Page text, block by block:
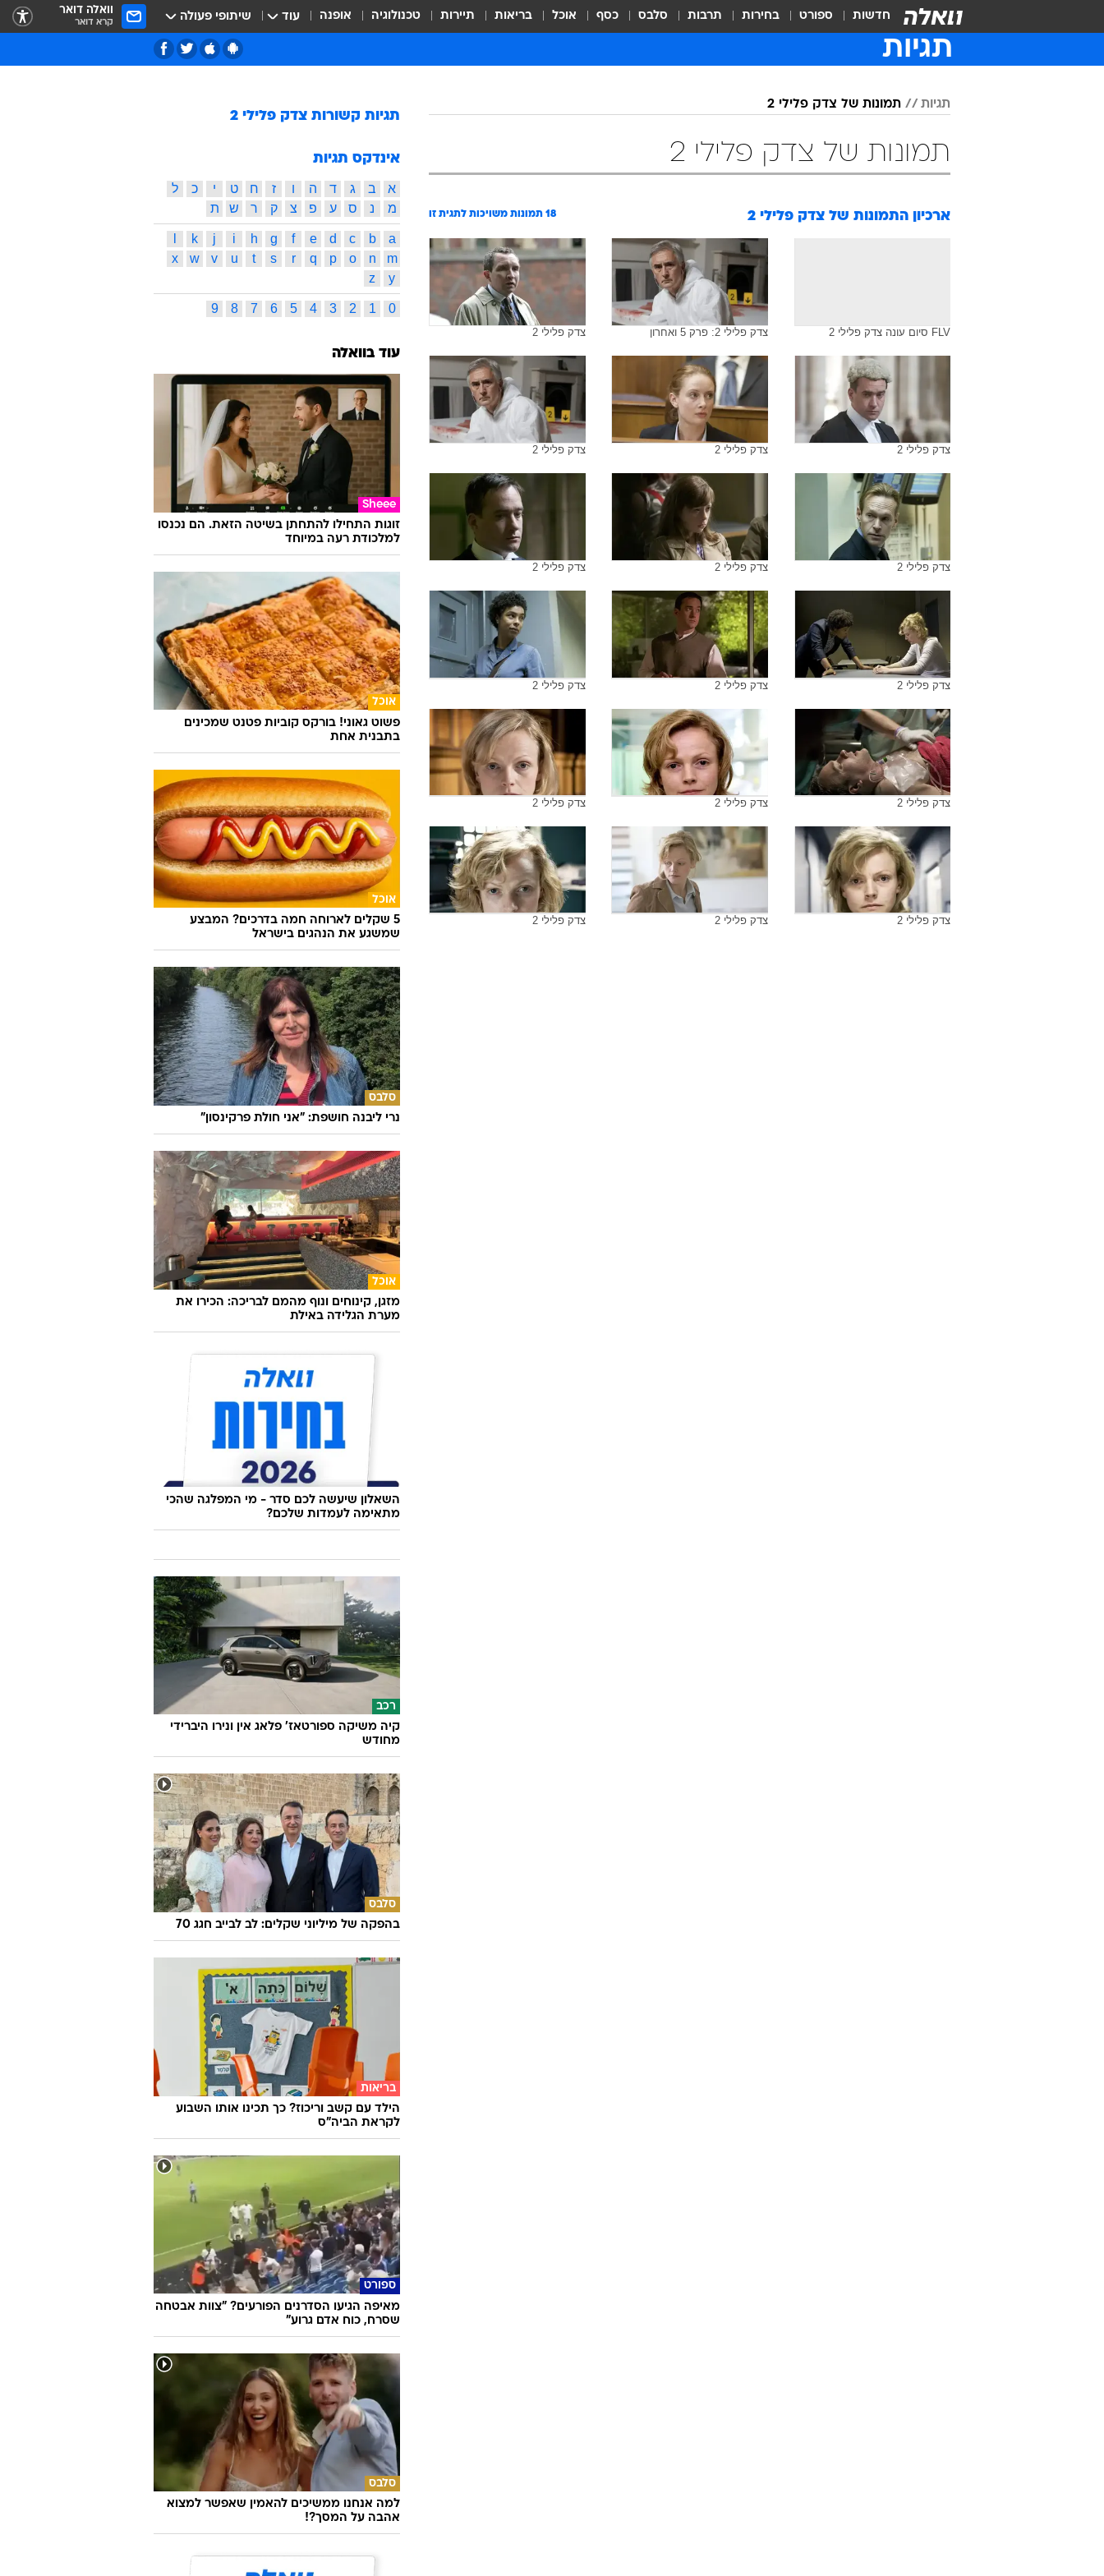
חדשות ספורט בחירות תרבות סלבס כסף אוכל בריאות תיירות טכנולוגיה אופנה עוד שיתופי פעולה וואלה דואר
קרא דואר
תגיות
תגיות תמונות של צדק פלילי 2
תמונות של צדק פלילי 2
ארכיון התמונות של צדק פלילי 2 18 תמונות משויכות לתגית זו
FLV סיום עונה צדק פלילי 2 צדק פלילי 2: פרק 5 ואחרון צדק פלילי 2
צדק פלילי 2 צדק פלילי 2 צדק פלילי 2
צדק פלילי 2 צדק פלילי 2 צדק פלילי 2
צדק פלילי 2 צדק פלילי 2 צדק פלילי 2
צדק פלילי 2 צדק פלילי 2 צדק פלילי 2
צדק פלילי 2 צדק פלילי 2 צדק פלילי 2
תגיות קשורות צדק פלילי 2
אינדקס תגיות
א ב ג ד ה ו ז ח ט י כ
ל
מ
נ ס ע פ צ ק ר ש ת
a
b
c
d
e
f
g
h
i
j
k
m
n
o
p
q
r
s
t
u
v
w
x
y
z
0
1
2
3
4
5
6
7
8
9
עוד בוואלה
Sheee
זוגות התחילו להתחתן בשיטה הזאת. הם נכנסו
למלכודת רעה במיוחד
אוכל
פשוט גאוני! בורקס קוביות פטנט שמכינים
בתבנית אחת
אוכל
5 שקלים לארוחה חמה בדרכים? המבצע
שמשגע את הנהגים בישראל
סלבס
נרי ליבנה חושפת: "אני חולת פרקינסון"
אוכל
מזגן, קינוחים ונוף מהמם לבריכה: הכירו את
מערת הגלידה באילת
השאלון שיעשה לכם סדר - מי המפלגה שהכי
מתאימה לעמדות שלכם?
רכב
קיה משיקה ספורטאז' פלאג אין ונירו היברידי
מחודש
סלבס
בהפקה של מיליוני שקלים: לב לבייב חגג 70
בריאות
הילד עם קשב וריכוז? כך תכינו אותו השבוע
לקראת הביה"ס
ספורט
מאיפה הגיעו הסדרנים הפורעים? "צוות אבטחה
שסרח, כוח אדם גרוע"
סלבס
למה אנחנו ממשיכים להאמין שאפשר למצוא
אהבה על המסך?!